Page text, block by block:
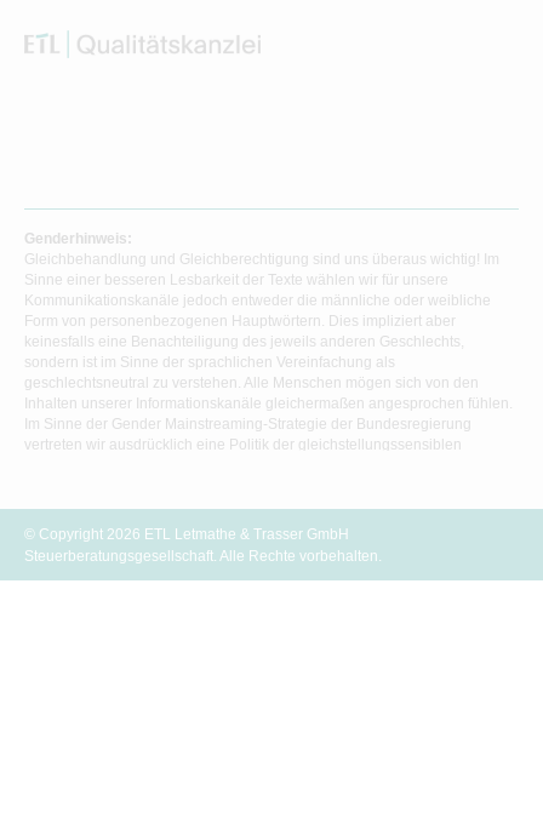
Genderhinweis:
Gleichbehandlung und Gleichberechtigung sind uns überaus wichtig! Im
Sinne einer besseren Lesbarkeit der Texte wählen wir für unsere
Kommunikationskanäle jedoch entweder die männliche oder weibliche
Form von personenbezogenen Hauptwörtern. Dies impliziert aber
keinesfalls eine Benachteiligung des jeweils anderen Geschlechts,
sondern ist im Sinne der sprachlichen Vereinfachung als
geschlechtsneutral zu verstehen. Alle Menschen mögen sich von den
Inhalten unserer Informationskanäle gleichermaßen angesprochen fühlen.
Im Sinne der Gender Mainstreaming-Strategie der Bundesregierung
vertreten wir ausdrücklich eine Politik der gleichstellungssensiblen
© Copyright 2026 ETL Letmathe & Trasser GmbH
Steuerberatungsgesellschaft. Alle Rechte vorbehalten.